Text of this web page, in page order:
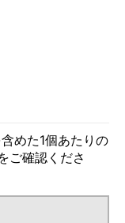
めた1個あたりの
ご確認くださ